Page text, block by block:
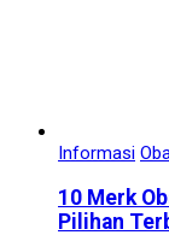
Informasi
10 Merk
Pilihan